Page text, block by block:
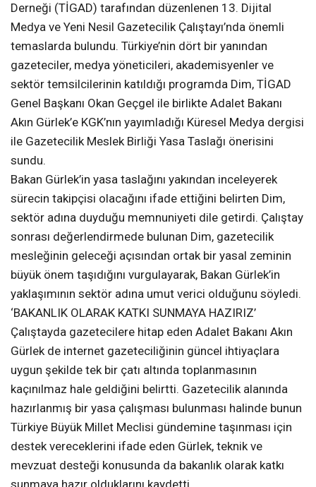
Derneği (TİGAD) tarafından düzenlenen 13. Dijital
Medya ve Yeni Nesil Gazetecilik Çalıştayı’nda önemli
temaslarda bulundu. Türkiye’nin dört bir yanından
gazeteciler, medya yöneticileri, akademisyenler ve
sektör temsilcilerinin katıldığı programda Dim, TİGAD
Genel Başkanı Okan Geçgel ile birlikte Adalet Bakanı
Akın Gürlek’e KGK’nın yayımladığı Küresel Medya dergisi
ile Gazetecilik Meslek Birliği Yasa Taslağı önerisini
sundu.
Bakan Gürlek’in yasa taslağını yakından inceleyerek
sürecin takipçisi olacağını ifade ettiğini belirten Dim,
sektör adına duyduğu memnuniyeti dile getirdi. Çalıştay
sonrası değerlendirmede bulunan Dim, gazetecilik
mesleğinin geleceği açısından ortak bir yasal zeminin
büyük önem taşıdığını vurgulayarak, Bakan Gürlek’in
yaklaşımının sektör adına umut verici olduğunu söyledi.
‘BAKANLIK OLARAK KATKI SUNMAYA HAZIRIZ’
Çalıştayda gazetecilere hitap eden Adalet Bakanı Akın
Gürlek de internet gazeteciliğinin güncel ihtiyaçlara
uygun şekilde tek bir çatı altında toplanmasının
kaçınılmaz hale geldiğini belirtti. Gazetecilik alanında
hazırlanmış bir yasa çalışması bulunması halinde bunun
Türkiye Büyük Millet Meclisi gündemine taşınması için
destek vereceklerini ifade eden Gürlek, teknik ve
mevzuat desteği konusunda da bakanlık olarak katkı